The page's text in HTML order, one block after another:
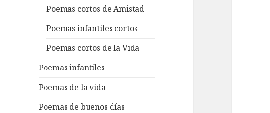
Poemas cortos de Amistad
Poemas infantiles cortos
Poemas cortos de la Vida
Poemas infantiles
Poemas de la vida
Poemas de buenos días